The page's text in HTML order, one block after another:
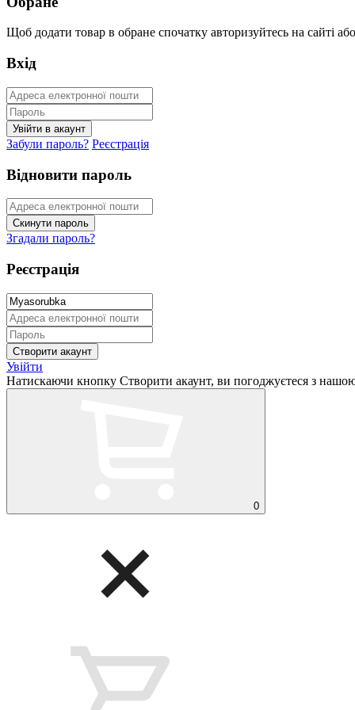
Щоб додати товар в обране спочатку авторизуйтесь на сайті або
Вхід
Забули пароль? Реєстрація
Відновити пароль
Згадали пароль?
Реєстрація
Увійти
Натискаючи кнопку Створити акаунт, ви погоджуєтеся з
0